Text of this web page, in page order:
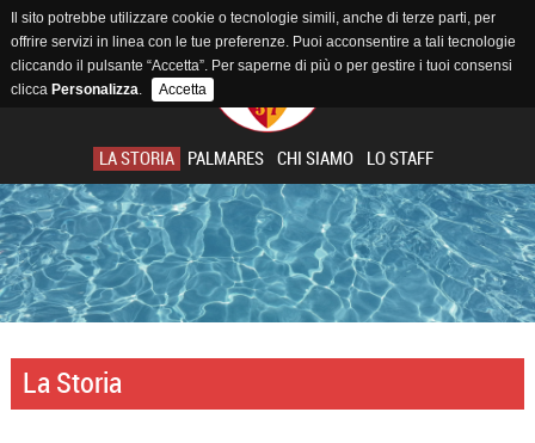
LA STORIA PALMARES CHI SIAMO LO STAFF
La Storia
Il sito potrebbe utilizzare cookie o tecnologie simili, anche di terze parti, per
offrire servizi in linea con le tue preferenze. Puoi acconsentire a tali tecnologie
cliccando il pulsante “Accetta”. Per saperne di più o per gestire i tuoi consensi
clicca Personalizza. Accetta